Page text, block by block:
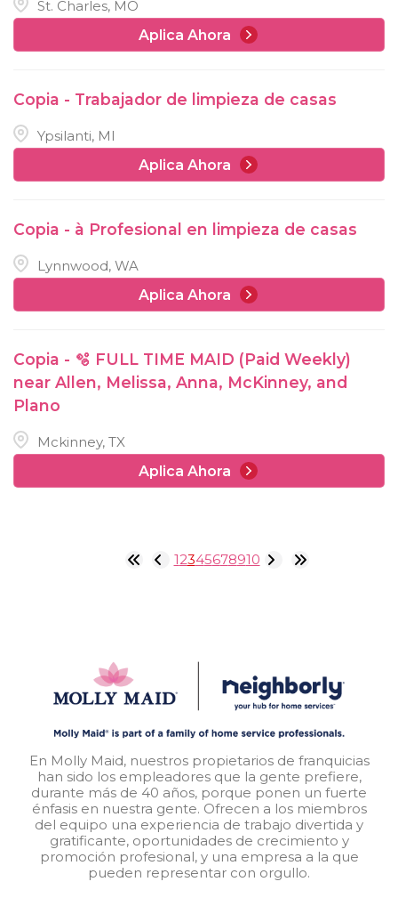
St. Charles, MO
Aplica Ahora
Copia - Trabajador de limpieza de casas
Ypsilanti, MI
Aplica Ahora
Copia - à Profesional en limpieza de casas
Lynnwood, WA
Aplica Ahora
Copia - 🫧 FULL TIME MAID (Paid Weekly)
near Allen, Melissa, Anna, McKinney, and
Plano
Mckinney, TX
Aplica Ahora
12345678910
En Molly Maid, nuestros propietarios de franquicias
han sido los empleadores que la gente prefiere,
durante más de 40 años, porque ponen un fuerte
énfasis en nuestra gente. Ofrecen a los miembros
del equipo una experiencia de trabajo divertida y
gratificante, oportunidades de crecimiento y
promoción profesional, y una empresa a la que
pueden representar con orgullo.